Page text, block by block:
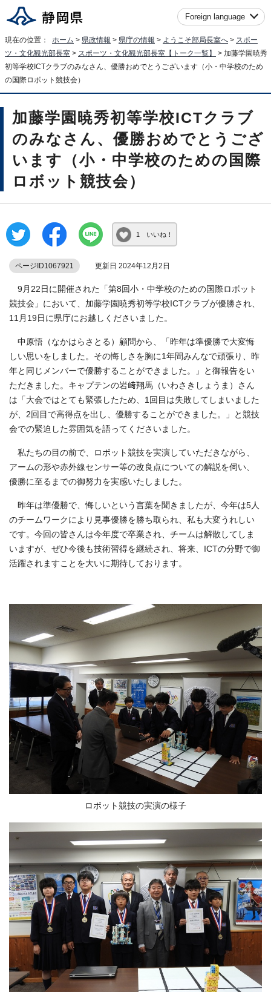
Foreign language
現在の位置： ホーム > 県政情報 > 県庁の情報 > ようこそ部局長室へ > スポー
ツ・文化観光部長室 > スポーツ・文化観光部長室【トーク一覧】
> 加藤学園暁秀
初等学校ICTクラブのみなさん、優勝おめでとうございます（小・中学校のため
の国際ロボット競技会）
加藤学園暁秀初等学校ICTクラブ
のみなさん、優勝おめでとうござ
います（小・中学校のための国際
ロボット競技会）
1 いいね！
ページID1067921 更新日 2024年12月2日
9月22日に開催された「第8回小・中学校のための国際ロボット
競技会」において、加藤学園暁秀初等学校ICTクラブが優勝され、
11月19日に県庁にお越しくださいました。
中原悟（なかはらさとる）顧問から、「昨年は準優勝で大変悔
しい思いをしました。その悔しさを胸に1年間みんなで頑張り、昨
年と同じメンバーで優勝することができました。」と御報告をい
ただきました。キャプテンの岩﨑翔馬（いわさきしょうま）さん
は「大会ではとても緊張したため、1回目は失敗してしまいました
が、2回目で高得点を出し、優勝することができました。」と競技
会での緊迫した雰囲気を語ってくださいました。
私たちの目の前で、ロボット競技を実演していただきながら、
アームの形や赤外線センサー等の改良点についての解説を伺い、
優勝に至るまでの御努力を実感いたしました。
昨年は準優勝で、悔しいという言葉を聞きましたが、今年は5人
のチームワークにより見事優勝を勝ち取られ、私も大変うれしい
です。今回の皆さんは今年度で卒業され、チームは解散してしま
いますが、ぜひ今後も技術習得を継続され、将来、ICTの分野で御
活躍されますことを大いに期待しております。
ロボット競技の実演の様子